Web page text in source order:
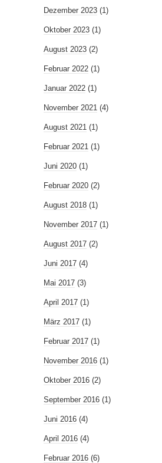
Dezember 2023 (1)
Oktober 2023 (1)
August 2023 (2)
Februar 2022 (1)
Januar 2022 (1)
November 2021 (4)
August 2021 (1)
Februar 2021 (1)
Juni 2020 (1)
Februar 2020 (2)
August 2018 (1)
November 2017 (1)
August 2017 (2)
Juni 2017 (4)
Mai 2017 (3)
April 2017 (1)
März 2017 (1)
Februar 2017 (1)
November 2016 (1)
Oktober 2016 (2)
September 2016 (1)
Juni 2016 (4)
April 2016 (4)
Februar 2016 (6)